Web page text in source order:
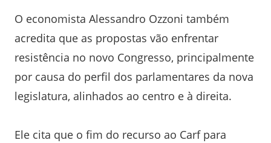
O economista Alessandro Ozzoni também
acredita que as propostas vão enfrentar
resistência no novo Congresso, principalmente
por causa do perfil dos parlamentares da nova
legislatura, alinhados ao centro e à direita.
Ele cita que o fim do recurso ao Carf para